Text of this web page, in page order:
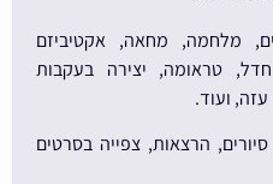
מלחמה, מחאה, אקטיביזם
טראומה, יצירה בעקבות
ועוד.
הרצאות, צפייה בסרטים